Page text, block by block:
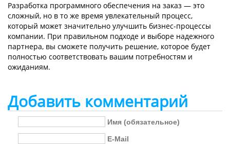
Разработка программного обеспечения на заказ — это
сложный, но в то же время увлекательный процесс,
который может значительно улучшить бизнес-процессы
компании. При правильном подходе и выборе надежного
партнера, вы сможете получить решение, которое будет
полностью соответствовать вашим потребностям и
ожиданиям.
Добавить комментарий
Имя (обязательное)
E-Mail